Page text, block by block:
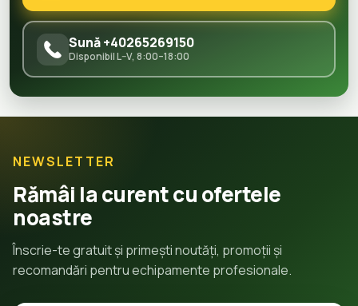
Sună +40265269150
Disponibil L–V, 8:00–18:00
NEWSLETTER
Rămâi la curent cu ofertele
noastre
Înscrie-te gratuit și primești noutăți, promoții și
recomandări pentru echipamente profesionale.